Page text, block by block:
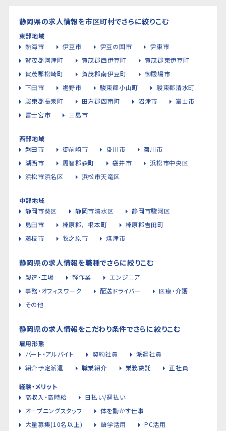
静岡県の求人情報を市区町村でさらに絞りこむ
東部地域
熱海市
伊豆市 伊豆の国市
伊東市
賀茂郡河津町
賀茂郡西伊豆町
賀茂郡東伊豆町
賀茂郡松崎町
賀茂郡南伊豆町
御殿場市
下田市
裾野市 駿東郡小山町
駿東郡清水町
駿東郡長泉町
田方郡函南町 沼津市
富士市
富士宮市
三島市
西部地域
磐田市
御前崎市 掛川市
菊川市
湖西市
周智郡森町 袋井市
浜松市中央区
浜松市浜名区
浜松市天竜区
中部地域
静岡市葵区
静岡市清水区
静岡市駿河区
島田市
榛原郡川根本町
榛原郡吉田町
藤枝市
牧之原市 焼津市
静岡県の求人情報を職種でさらに絞りこむ
製造・工場 軽作業
エンジニア
事務・オフィスワーク
配送ドライバー
医療・介護
その他
静岡県の求人情報をこだわり条件でさらに絞りこむ
雇用形態
パート・アルバイト
契約社員
派遣社員
紹介予定派遣
職業紹介 業務委託 正社員
経験・メリット
高収入・高時給
日払い/週払い
オープニングスタッフ
体を動かす仕事
大量募集(10名以上)
語学活用 PC活用